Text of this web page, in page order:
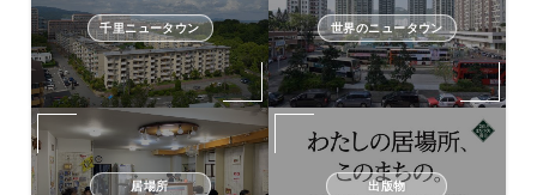
千里ニュータウン 世界のニュータウン
居場所 出版物